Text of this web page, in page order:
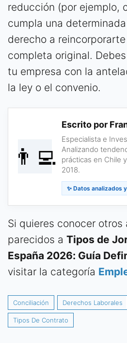
reducción (por ejemplo,
cumpla una
derecho a
completa original.
tu empresa con la
la ley o el convenio.
👨‍💻
Escrito por
Especialista e
Analizando
prácticas en Chile
2018.
✨ Datos analizados
Si quieres conocer otros
parecidos a Tipos de
España 2026: Guía
visitar la categoría
Conciliación Derechos Laborales
Tipos De Contrato